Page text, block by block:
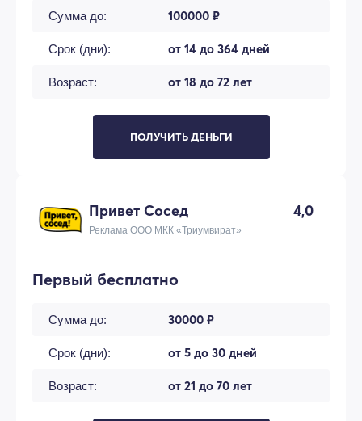
Сумма до: 100000 ₽
Срок (дни): от 14 до 364 дней
Возраст: от 18 до 72 лет
ПОЛУЧИТЬ ДЕНЬГИ
Привет Сосед 4,0
Реклама ООО МКК «Триумвират»
Первый бесплатно
Сумма до: 30000 ₽
Срок (дни): от 5 до 30 дней
Возраст: от 21 до 70 лет